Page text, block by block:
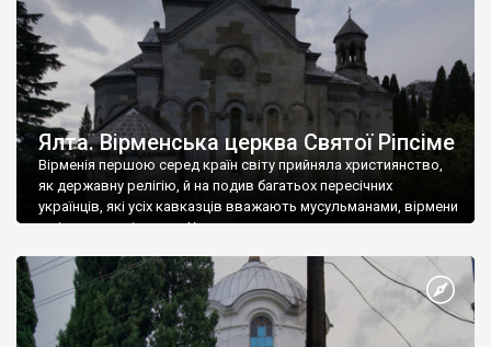
Ялта. Вірменська церква Святої Ріпсіме
Вірменія першою серед країн світу прийняла християнство,
як державну релігію, й на подив багатьох пересічних
українців, які усіх кавказців вважають мусульманами, вірмени
є відданими вірянами Христа